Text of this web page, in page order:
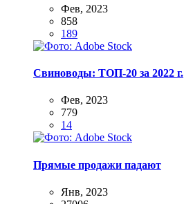
Фев, 2023
858
189
Свиноводы: ТОП-20 за 2022 г.
Фев, 2023
779
14
Прямые продажи падают
Янв, 2023